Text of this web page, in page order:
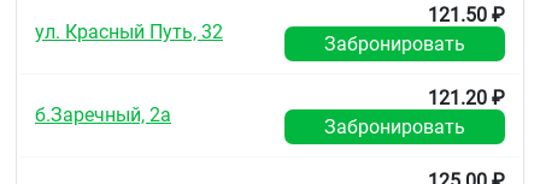
и воспаления на момент использования, на
прогрессирование заболевания не влияет.
Болевой синдром слабой или умеренной
люмбоишиалгия, посттравматический болевой
синдром, сопровождающийся воспалением,
послеоперационная боль, головная боль,
мигрень, альгодисменорея, аднексит, зубная
ул. Красный Путь, 32
121.50 ₽
Забронировать
б.Заречный, 2а
121.20 ₽
Забронировать